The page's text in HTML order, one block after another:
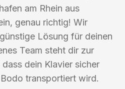
am Rhein aus
genau richtig! Wir
Lösung für deinen
Team steht dir zur
dein Klavier sicher
transportiert wird.